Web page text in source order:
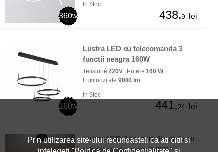
360w
In Stoc
438,9 lei
160w
Lustra LED cu telecomanda 3
functii neagra 160W
Tensiune 220V , Putere 160 W,
Luminozitate 9000 lm
In Stoc
441,24 lei
Lustra LED 3 corpuri dimabila cu
telecomanda negru 140W
Prin utilizarea site-ului recunoasteti ca ati citit si